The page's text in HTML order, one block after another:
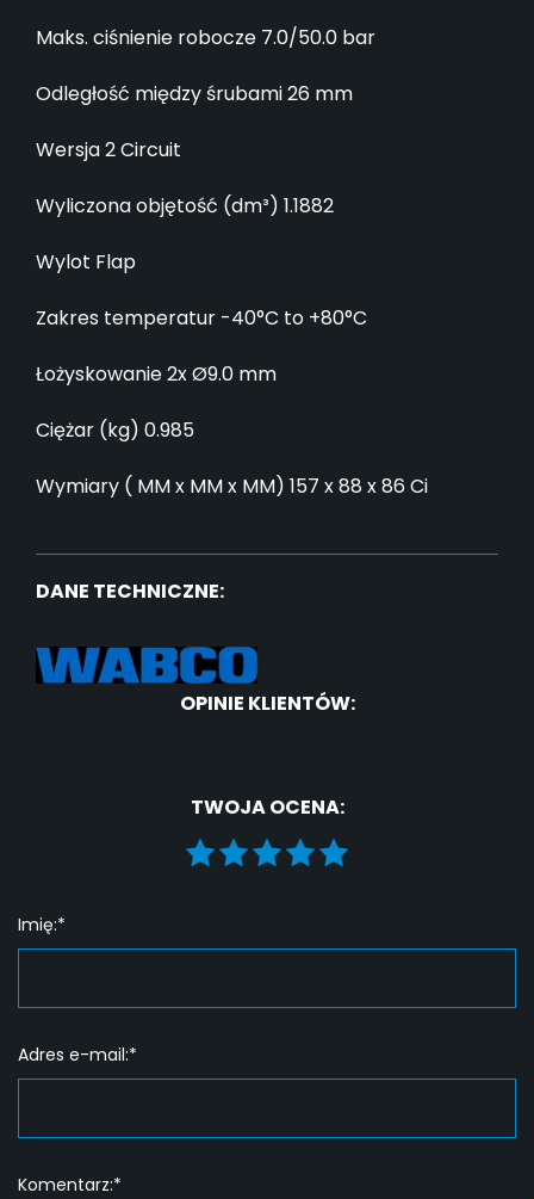
Maks. ciśnienie robocze 7.0/50.0 bar
Odległość między śrubami 26 mm
Wersja 2 Circuit
Wyliczona objętość (dm³) 1.1882
Wylot Flap
Zakres temperatur -40°C to +80°C
Łożyskowanie 2x Ø9.0 mm
Ciężar (kg) 0.985
Wymiary ( MM x MM x MM) 157 x 88 x 86 Ci
DANE TECHNICZNE:
OPINIE KLIENTÓW:
TWOJA OCENA:
Imię:*
Adres e-mail:*
Komentarz:*